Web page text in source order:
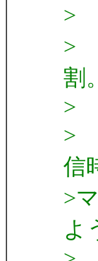
>
>
割。
>
>
信
>
よ